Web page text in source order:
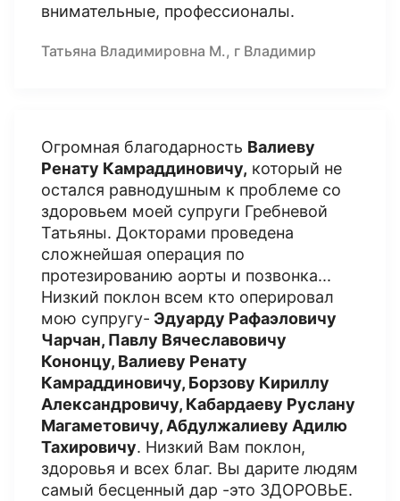
внимательные, профессионалы.
Татьяна Владимировна М., г Владимир
Огромная благодарность Валиеву
Ренату Камраддиновичу, который не
остался равнодушным к проблеме со
здоровьем моей супруги Гребневой
Татьяны. Докторами проведена
сложнейшая операция по
протезированию аорты и позвонка...
Низкий поклон всем кто оперировал
мою супругу- Эдуарду Рафаэловичу
Чарчан, Павлу Вячеславовичу
Кононцу, Валиеву Ренату
Камраддиновичу, Борзову Кириллу
Александровичу, Кабардаеву Руслану
Магаметовичу, Абдулжалиеву Адилю
Тахировичу. Низкий Вам поклон,
здоровья и всех благ. Вы дарите людям
самый бесценный дар -это ЗДОРОВЬЕ.